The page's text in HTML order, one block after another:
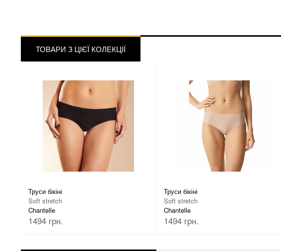
ТОВАРИ З ЦІЄЇ КОЛЕКЦІЇ
Труси бікіні
Soft stretch
Chantelle
1494 грн.
Труси бікіні
Soft stretch
Chantelle
1494 грн.